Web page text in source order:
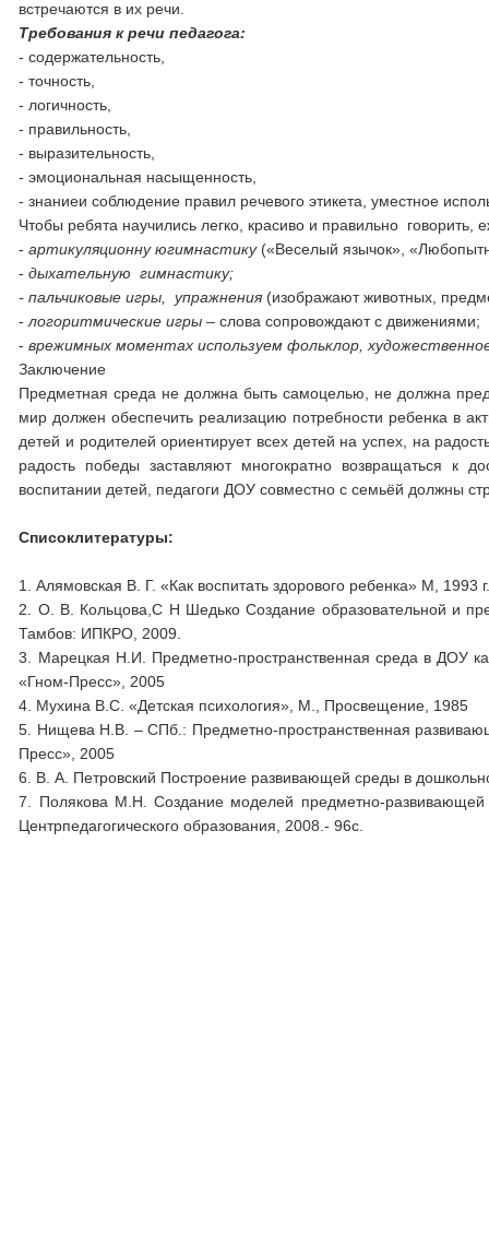
встречаются в их речи.
Требования к речи педагога:
- содержательность,
- точность,
- логичность,
- правильность,
- выразительность,
- эмоциональная насыщенность,
- знаниеи соблюдение правил речевого этикета, уместное
Чтобы ребята научились легко, красиво и правильно говорить,
-артикуляционну югимнастику («Веселый язычок»,
-дыхательную гимнастику;
- пальчиковые игры, упражнения (изображают животных,
-логоритмические игры – слова сопровождают с движениями;
-врежимных моментах используем фольклор,
Заключение
Предметная среда не должна быть самоцелью, не должна
мир должен обеспечить реализацию потребности ребенка в
детей и родителей ориентирует всех детей на успех, на
радость победы заставляют многократно возвращаться к
воспитании детей, педагоги ДОУ совместно с семьёй должны
Списоклитературы:
1. Алямовская В. Г. «Как воспитать здорового ребенка» М, 1993
2. О. В. Кольцова,С Н Шедько Создание образовательной и
Тамбов: ИПКРО, 2009.
3. Марецкая Н.И. Предметно-пространственная среда в ДОУ
«Гном-Пресс», 2005
4. Мухина В.С. «Детская психология», М., Просвещение, 1985
5. Нищева Н.В. – СПб.: Предметно-пространственная
Пресс», 2005
6. В. А. Петровский Построение развивающей среды в
7. Полякова М.Н. Создание моделей предметно-
Центрпедагогического образования, 2008.- 96с.